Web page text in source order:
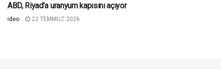
ABD, Riyad’a uranyum kapısını açıyor
ideo 22 TEMMUZ 2026